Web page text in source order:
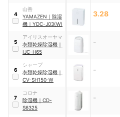
4
山善
YAMAZEN ｜ 除湿
機 ｜ YDC-J03(W)
3.28
5
アイリスオーヤマ
衣類乾燥除湿機 ｜
IJC-H65
-
6
シャープ
衣類乾燥除湿機 ｜
CV-SH150-W
-
7
コロナ
除湿機 ｜ CD-
S6325
-